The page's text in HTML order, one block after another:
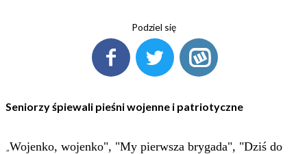
Podziel się
Seniorzy śpiewali pieśni wojenne i patriotyczne
„Wojenko, wojenko", "My pierwsza brygada", "Dziś do